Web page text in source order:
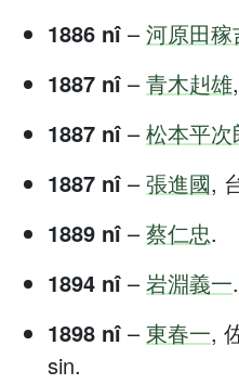
1886 nî – 河原田稼
1887 nî – 青木赳雄
1887 nî – 松本平次
1887 nî – 張進國,
1889 nî – 蔡仁忠.
1894 nî – 岩淵義一.
1898 nî – 東春一,
sin.